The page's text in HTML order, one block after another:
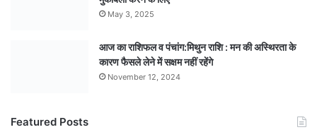
May 3, 2025
आज का राशिफल व पंचांग:मिथुन राशि : मन की अस्थिरता के
कारण फैसले लेने में सक्षम नहीं रहेंगे
November 12, 2024
Featured Posts